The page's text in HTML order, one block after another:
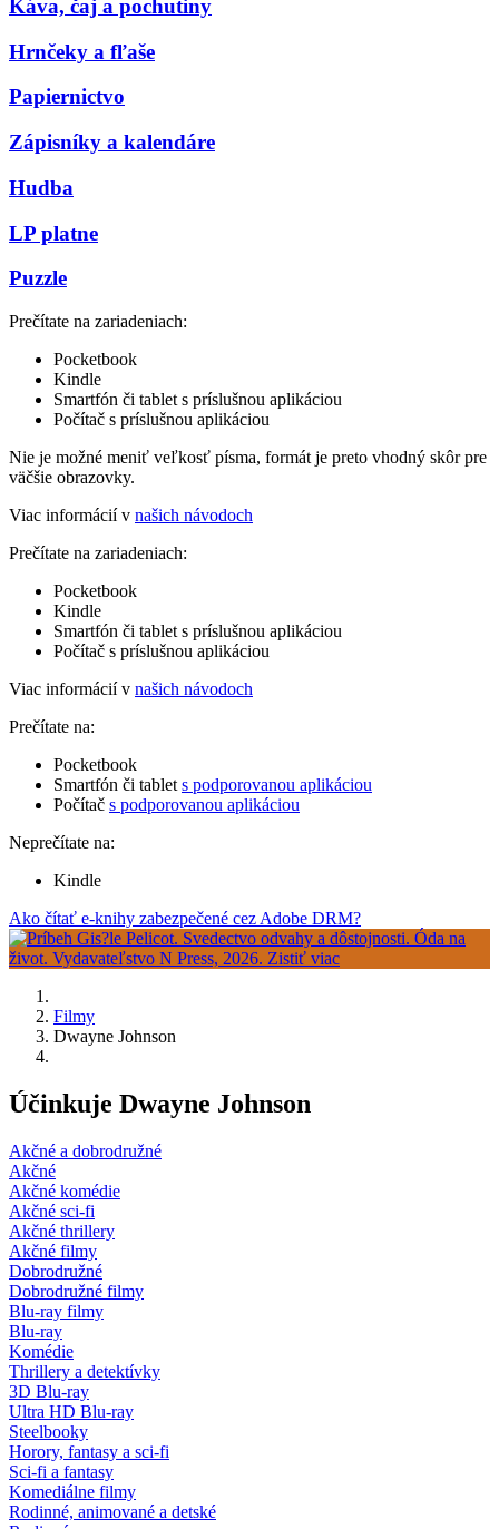
Káva, čaj a pochutiny
Hrnčeky a fľaše
Papiernictvo
Zápisníky a kalendáre
Hudba
LP platne
Puzzle
Prečítate na zariadeniach:
Pocketbook
Kindle
Smartfón či tablet s príslušnou aplikáciou
Počítač s príslušnou aplikáciou
Nie je možné meniť veľkosť písma, formát je preto vhodný skôr pre
väčšie obrazovky.
Viac informácií v našich návodoch
Prečítate na zariadeniach:
Pocketbook
Kindle
Smartfón či tablet s príslušnou aplikáciou
Počítač s príslušnou aplikáciou
Viac informácií v našich návodoch
Prečítate na:
Pocketbook
Smartfón či tablet s podporovanou aplikáciou
Počítač s podporovanou aplikáciou
Neprečítate na:
Kindle
Ako čítať e-knihy zabezpečené cez Adobe DRM?
Filmy
Dwayne Johnson
Účinkuje Dwayne Johnson
Akčné a dobrodružné
Akčné
Akčné komédie
Akčné sci-fi
Akčné thrillery
Akčné filmy
Dobrodružné
Dobrodružné filmy
Blu-ray filmy
Blu-ray
Komédie
Thrillery a detektívky
3D Blu-ray
Ultra HD Blu-ray
Steelbooky
Horory, fantasy a sci-fi
Sci-fi a fantasy
Komediálne filmy
Rodinné, animované a detské